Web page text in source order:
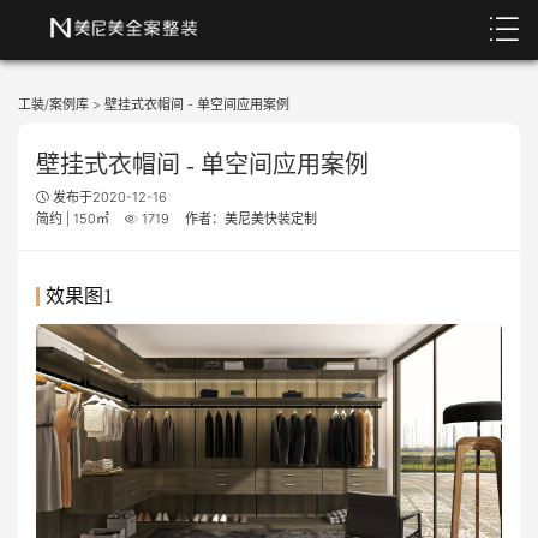
工装/案例库 > 壁挂式衣帽间 - 单空间应用案例
壁挂式衣帽间 - 单空间应用案例
发布于2020-12-16
简约 | 150㎡
1719 作者：美尼美快装定制
效果图1